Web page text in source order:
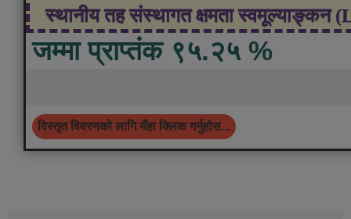
स्थानीय तह संस्थागत क्षमता स्वमूल्याङ्कन
जम्मा प्राप्तंक ९५.२५ %
विस्तृत विवरणको लागि यँहा क्लिक गर्नुहोस...